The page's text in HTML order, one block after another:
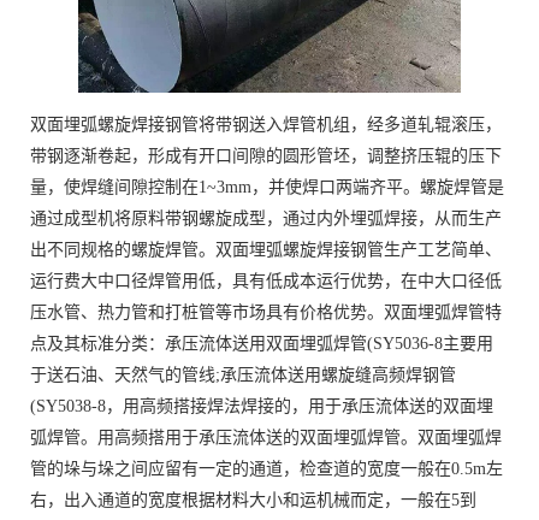
双面埋弧螺旋焊接钢管将带钢送入焊管机组，经多道轧辊滚压，
带钢逐渐卷起，形成有开口间隙的圆形管坯，调整挤压辊的压下
量，使焊缝间隙控制在1~3mm，并使焊口两端齐平。螺旋焊管是
通过成型机将原料带钢螺旋成型，通过内外埋弧焊接，从而生产
出不同规格的螺旋焊管。双面埋弧螺旋焊接钢管生产工艺简单、
运行费大中口径焊管用低，具有低成本运行优势，在中大口径低
压水管、热力管和打桩管等市场具有价格优势。双面埋弧焊管特
点及其标准分类：承压流体送用双面埋弧焊管(SY5036-8主要用
于送石油、天然气的管线;承压流体送用螺旋缝高频焊钢管
(SY5038-8，用高频搭接焊法焊接的，用于承压流体送的双面埋
弧焊管。用高频搭用于承压流体送的双面埋弧焊管。双面埋弧焊
管的垛与垛之间应留有一定的通道，检查道的宽度一般在0.5m左
右，出入通道的宽度根据材料大小和运机械而定，一般在5到